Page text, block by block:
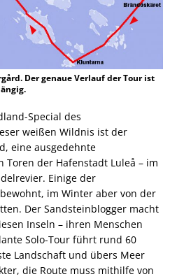
Der genaue Verlauf der Tour ist
Special des
weißen Wildnis ist der
eine ausgedehnte
Toren der Hafenstadt Luleå – im
Einige der
im Winter aber von der
Der Sandsteinblogger macht
Inseln – ihren Menschen
Solo-Tour führt rund 60
Landschaft und übers Meer
die Route muss mithilfe von